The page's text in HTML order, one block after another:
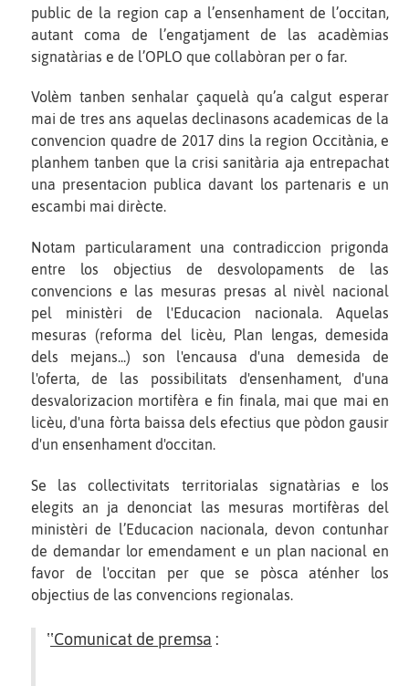
public de la region cap a l’ensenhament de l’occitan,
autant coma de l’engatjament de las acadèmias
signatàrias e de l’OPLO que collabòran per o far.
Volèm tanben senhalar çaquelà qu’a calgut esperar
mai de tres ans aquelas declinasons academicas de la
convencion quadre de 2017 dins la region Occitània, e
planhem tanben que la crisi sanitària aja entrepachat
una presentacion publica davant los partenaris e un
escambi mai dirècte.
Notam particularament una contradiccion prigonda
entre los objectius de desvolopaments de las
convencions e las mesuras presas al nivèl nacional
pel ministèri de l'Educacion nacionala. Aquelas
mesuras (reforma del licèu, Plan lengas, demesida
dels mejans...) son l'encausa d'una demesida de
l'oferta, de las possibilitats d'ensenhament, d'una
desvalorizacion mortifèra e fin finala, mai que mai en
licèu, d'una fòrta baissa dels efectius que pòdon gausir
d'un ensenhament d'occitan.
Se las collectivitats territorialas signatàrias e los
elegits an ja denonciat las mesuras mortifèras del
ministèri de l’Educacion nacionala, devon contunhar
de demandar lor emendament e un plan nacional en
favor de l'occitan per que se pòsca aténher los
objectius de las convencions regionalas.
ʽʽComunicat de premsa :